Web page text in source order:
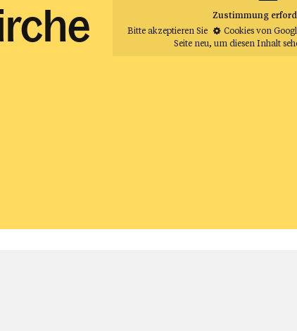
Zustimmung
Bitte akzeptieren Sie
Cookies von
Seite neu, um diesen Inhalt